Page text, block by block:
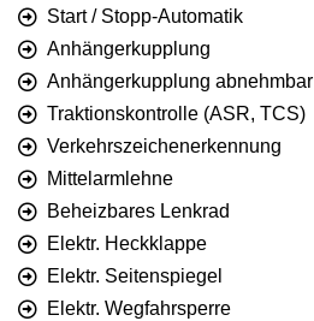
Start / Stopp-Automatik
Anhängerkupplung
Anhängerkupplung abnehmbar
Traktionskontrolle (ASR, TCS)
Verkehrszeichenerkennung
Mittelarmlehne
Beheizbares Lenkrad
Elektr. Heckklappe
Elektr. Seitenspiegel
Elektr. Wegfahrsperre